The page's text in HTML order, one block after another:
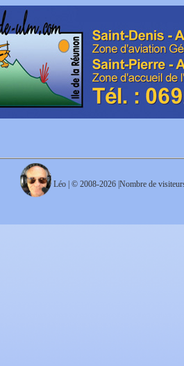
Léo | © 2008-2026 |Nombre de